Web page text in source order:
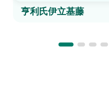
亨利氏伊立基藤